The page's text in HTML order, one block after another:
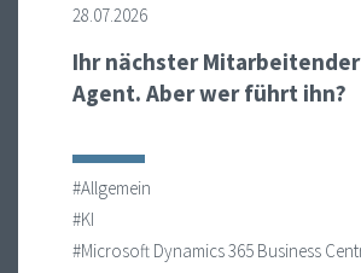
28.07.2026
Ihr nächster
Agent. Aber wer führt ihn?
#Allgemein
#KI
#Microsoft Dynamics 365 Business